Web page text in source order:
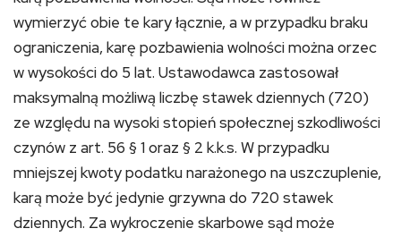
wymierzyć obie te kary łącznie, a w przypadku braku
ograniczenia, karę pozbawienia wolności można orzec
w wysokości do 5 lat. Ustawodawca zastosował
maksymalną możliwą liczbę stawek dziennych (720)
ze względu na wysoki stopień społecznej szkodliwości
czynów z art. 56 § 1 oraz § 2 k.k.s. W przypadku
mniejszej kwoty podatku narażonego na uszczuplenie,
karą może być jedynie grzywna do 720 stawek
dziennych. Za wykroczenie skarbowe sąd może